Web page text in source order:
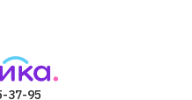
37-95